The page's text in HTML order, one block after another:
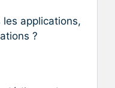
les applications,
?